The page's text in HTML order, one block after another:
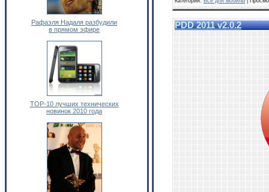
Рафаэля Надаля разбудили
в прямом эфире
TOP-10 лучших технических
новинок 2010 года
PDD 2011 v2.0.2